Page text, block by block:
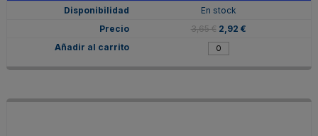
En stock
3,65 € 2,92 €